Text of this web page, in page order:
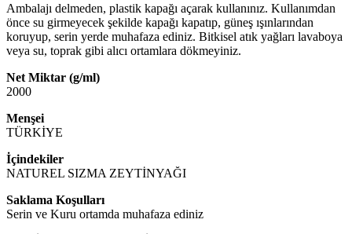
Ambalajı delmeden, plastik kapağı açarak kullanınız. Kullanımdan
önce su girmeyecek şekilde kapağı kapatıp, güneş ışınlarından
koruyup, serin yerde muhafaza ediniz. Bitkisel atık yağları lavaboya
veya su, toprak gibi alıcı ortamlara dökmeyiniz.
Net Miktar (g/ml)
2000
Menşei
TÜRKİYE
İçindekiler
NATUREL SIZMA ZEYTİNYAĞI
Saklama Koşulları
Serin ve Kuru ortamda muhafaza ediniz